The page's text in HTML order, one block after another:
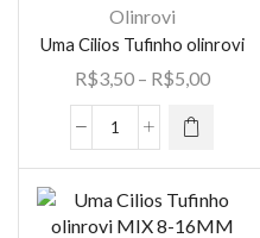
Olinrovi
Uma Cilios Tufinho olinrovi
R$3,50 – R$5,00Faixa
através
R$5,00
Uma
Cilios
Tufinho
olinrovi
produto
tem várias
variantes.
As opções
podem ser
escolhidas
na página
do